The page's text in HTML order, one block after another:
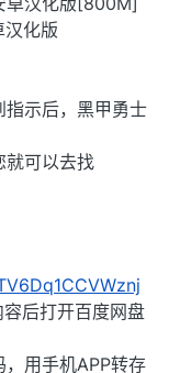
汉化版
示后，黑甲勇士
就可以去找
后打开百度网盘
用手机APP转存